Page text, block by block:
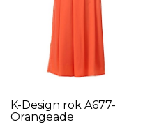
K-Design rok A677-
Orangeade